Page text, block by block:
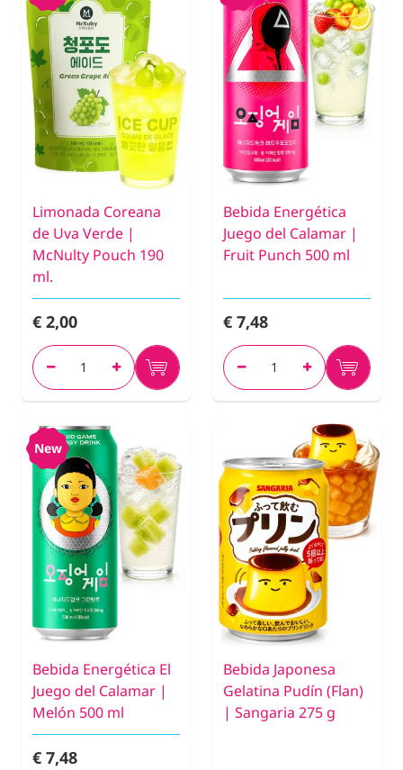
Limonada Coreana
de Uva Verde |
McNulty Pouch 190
ml.
€ 2,00
Bebida Energética
Juego del Calamar |
Fruit Punch 500 ml
€ 7,48
New
Bebida Energética El
Juego del Calamar |
Melón 500 ml
€ 7,48
Bebida Japonesa
Gelatina Pudín (Flan)
| Sangaria 275 g